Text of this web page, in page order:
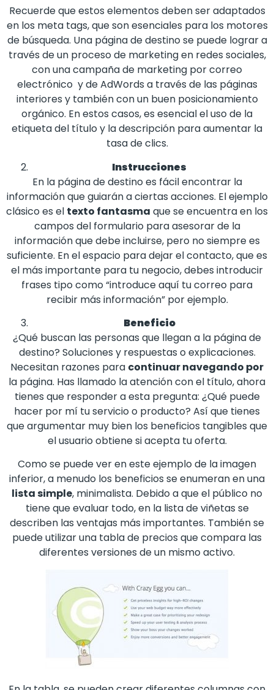
Recuerde que estos elementos deben ser adaptados
en los meta tags, que son esenciales para los motores
de búsqueda. Una página de destino se puede lograr a
través de un proceso de marketing en redes sociales,
con una campaña de marketing por correo
electrónico y de AdWords a través de las páginas
interiores y también con un buen posicionamiento
orgánico. En estos casos, es esencial el uso de la
etiqueta del título y la descripción para aumentar la
tasa de clics.
Instrucciones
En la página de destino es fácil encontrar la
información que guiarán a ciertas acciones. El ejemplo
clásico es el texto fantasma que se encuentra en los
campos del formulario para asesorar de la
información que debe incluirse, pero no siempre es
suficiente. En el espacio para dejar el contacto, que es
el más importante para tu negocio, debes introducir
frases tipo como “introduce aquí tu correo para
recibir más información” por ejemplo.
Beneficio
¿Qué buscan las personas que llegan a la página de
destino? Soluciones y respuestas o explicaciones.
Necesitan razones para continuar navegando por
la página. Has llamado la atención con el título, ahora
tienes que responder a esta pregunta: ¿Qué puede
hacer por mí tu servicio o producto? Así que tienes
que argumentar muy bien los beneficios tangibles que
el usuario obtiene si acepta tu oferta.
Como se puede ver en este ejemplo de la imagen
inferior, a menudo los beneficios se enumeran en una
lista simple, minimalista. Debido a que el público no
tiene que evaluar todo, en la lista de viñetas se
describen las ventajas más importantes. También se
puede utilizar una tabla de precios que compara las
diferentes versiones de un mismo activo.